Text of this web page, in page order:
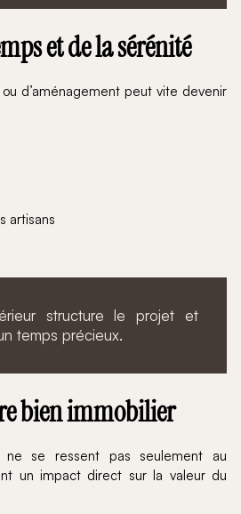
et de la sérénité
d’aménagement peut vite devenir
artisans
structure le projet et
temps précieux.
bien immobilier
se ressent pas seulement au
un impact direct sur la valeur du